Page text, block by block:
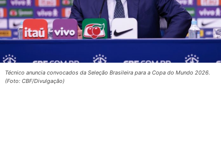
Técnico anuncia convocados da Seleção Brasileira para a Copa do Mundo 2026.
(Foto: CBF/Divulgação)